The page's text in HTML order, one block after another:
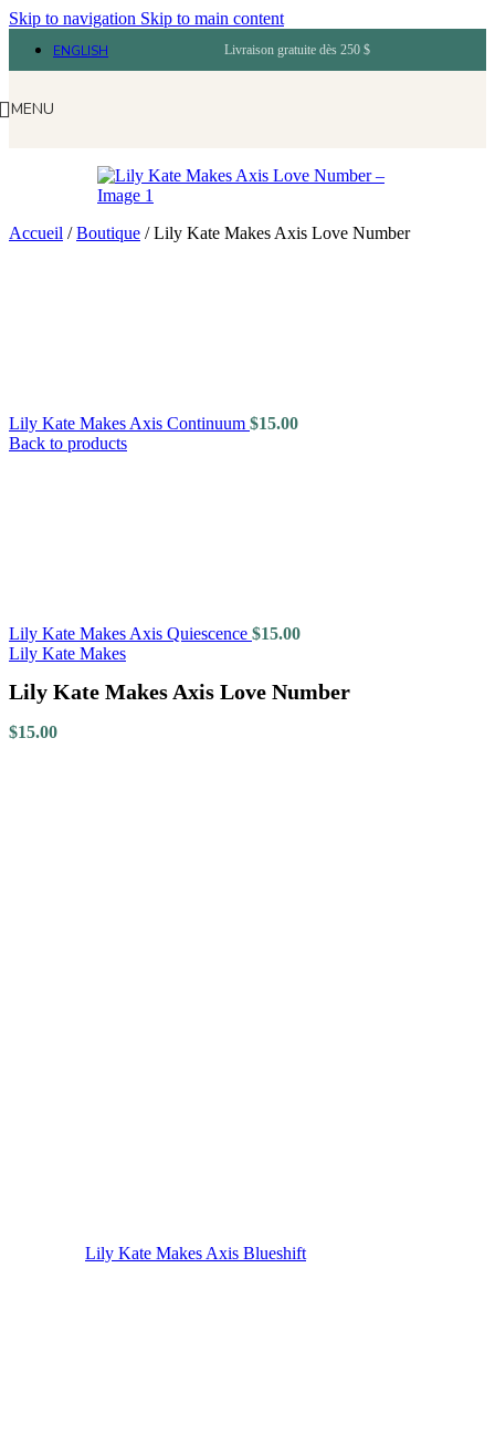
Skip to navigation Skip to main content
ENGLISH Livraison gratuite dès 250 $
MENU
Accueil /Boutique /Lily Kate Makes Axis Love Number
Lily Kate Makes Axis Continuum $15.00
Back to products
Lily Kate Makes Axis Quiescence $15.00
Lily Kate Makes
Lily Kate Makes Axis Love Number
$15.00
Lily Kate Makes Axis Blueshift